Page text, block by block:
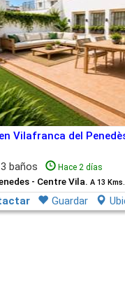
Vilafranca del
3 baños Hace 2 días
- Centre Vila. A 13
Guardar